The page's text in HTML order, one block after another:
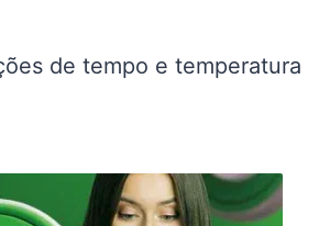
de tempo e temperatura